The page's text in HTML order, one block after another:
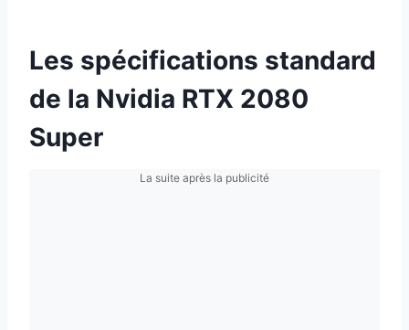
Les spécifications standard
de la Nvidia RTX 2080
Super
La suite après la publicité